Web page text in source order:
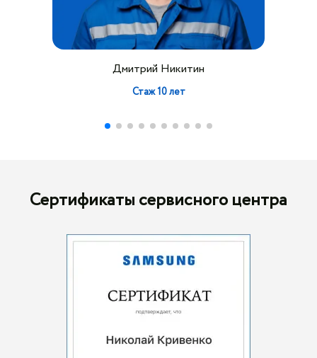
Дмитрий Никитин
Стаж 10 лет
Сертификаты сервисного центра